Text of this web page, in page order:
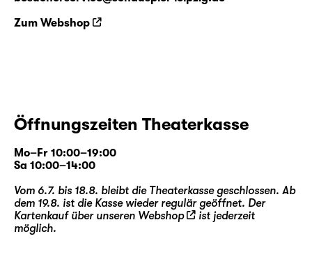
Zum Webshop
Öffnungszeiten Theaterkasse
Mo–Fr 10:00–19:00
Sa 10:00–14:00
Vom 6.7. bis 18.8. bleibt die Theaterkasse geschlossen. Ab
dem 19.8. ist die Kasse wieder regulär geöffnet. Der
Kartenkauf über unseren Webshop
ist jederzeit
möglich.